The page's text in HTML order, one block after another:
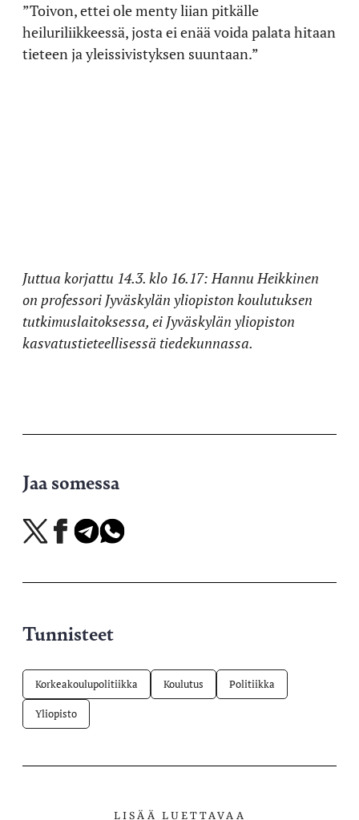
”Toivon, ettei ole menty liian pitkälle
heiluriliikkeessä, josta ei enää voida palata hitaan
tieteen ja yleissivistyksen suuntaan.”
Juttua korjattu 14.3. klo 16.17: Hannu Heikkinen
on professori Jyväskylän yliopiston koulutuksen
tutkimuslaitoksessa, ei Jyväskylän yliopiston
kasvatustieteellisessä tiedekunnassa.
Jaa somessa
Jaa
X-
Jaa
Facebookissa
Jaa
Telegramissa
Jaa
WhatsAppissa
Tunnisteet
Korkeakoulupolitiikka Koulutus Politiikka
Yliopisto
LISÄÄ LUETTAVAA